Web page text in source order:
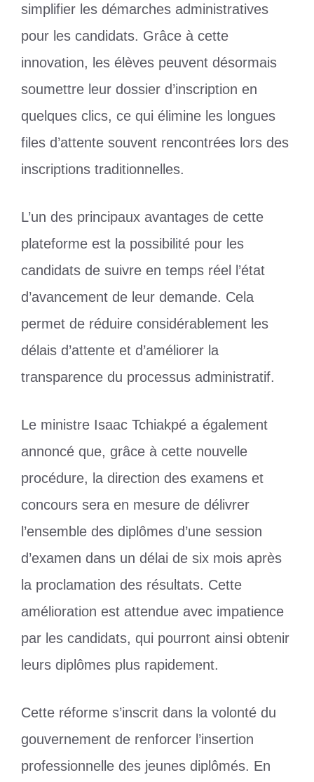
simplifier les démarches administratives
pour les candidats. Grâce à cette
innovation, les élèves peuvent désormais
soumettre leur dossier d’inscription en
quelques clics, ce qui élimine les longues
files d’attente souvent rencontrées lors des
inscriptions traditionnelles.
L’un des principaux avantages de cette
plateforme est la possibilité pour les
candidats de suivre en temps réel l’état
d’avancement de leur demande. Cela
permet de réduire considérablement les
délais d’attente et d’améliorer la
transparence du processus administratif.
Le ministre Isaac Tchiakpé a également
annoncé que, grâce à cette nouvelle
procédure, la direction des examens et
concours sera en mesure de délivrer
l’ensemble des diplômes d’une session
d’examen dans un délai de six mois après
la proclamation des résultats. Cette
amélioration est attendue avec impatience
par les candidats, qui pourront ainsi obtenir
leurs diplômes plus rapidement.
Cette réforme s’inscrit dans la volonté du
gouvernement de renforcer l’insertion
professionnelle des jeunes diplômés. En